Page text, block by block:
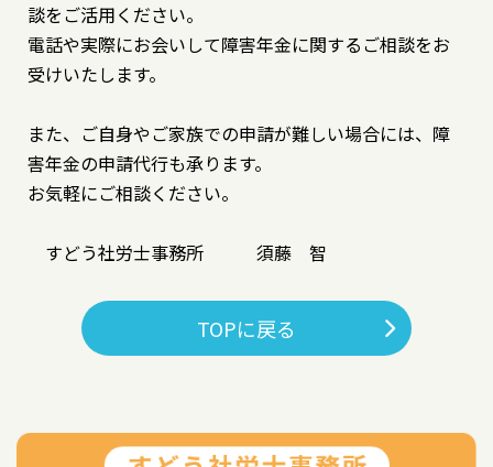
談をご活用ください。
電話や実際にお会いして障害年金に関するご相談をお
受けいたします。
また、ご自身やご家族での申請が難しい場合には、障
害年金の申請代行も承ります。
お気軽にご相談ください。
すどう社労士事務所 須藤 智
TOPに戻る